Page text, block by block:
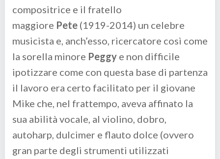
compositrice e il fratello
maggiore Pete (1919-2014) un celebre
musicista e, anch’esso, ricercatore così come
la sorella minore Peggy e non difficile
ipotizzare come con questa base di partenza
il lavoro era certo facilitato per il giovane
Mike che, nel frattempo, aveva affinato la
sua abilità vocale, al violino, dobro,
autoharp, dulcimer e flauto dolce (ovvero
gran parte degli strumenti utilizzati